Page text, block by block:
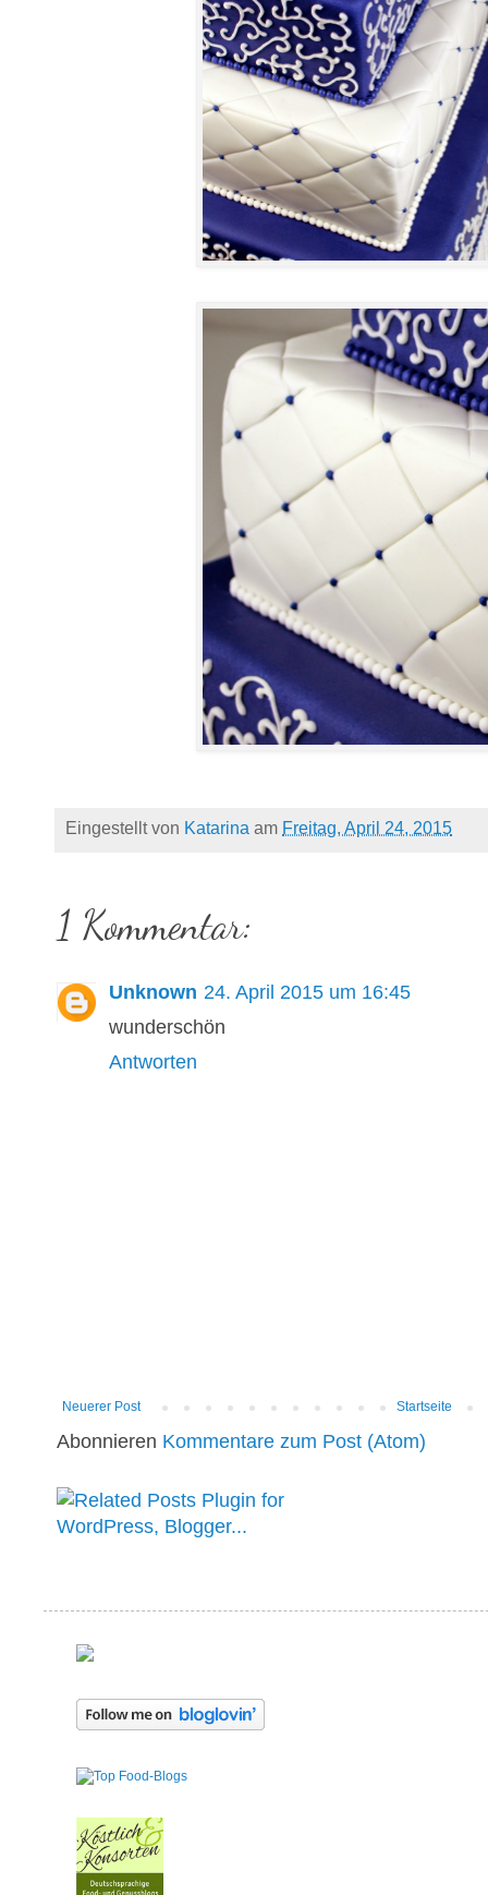
Eingestellt von Katarina am Freitag, April 24, 2015
1 Kommentar:
Unknown 24. April 2015 um 16:45
wunderschön
Antworten
Neuerer Post Startseite
Abonnieren Kommentare zum Post (Atom)